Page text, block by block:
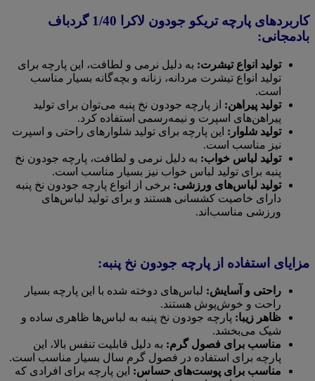
کاربردهای پارچه تریکو جودون لاکرا 1/40 گردباف
بادمجانی:
تولید انواع تیشرت: به دلیل نرمی و لطافت، این پارچه برای
تولید انواع تیشرت مردانه، زنانه و بچه‌گانه بسیار مناسب
است.
تولید پیراهن: از پارچه جودون نخ پنبه می‌توان برای تولید
پیراهن‌های اسپرت و نیمه‌رسمی استفاده کرد.
تولید شلوار: این پارچه برای تولید شلوارهای راحتی و اسپرت
نیز مناسب است.
تولید لباس خواب: به دلیل نرمی و لطافت، پارچه جودون نخ
پنبه برای تولید لباس خواب نیز بسیار مناسب است.
تولید لباس‌های ورزشی: برخی از انواع پارچه جودون نخ پنبه
دارای خاصیت کشسانی هستند و برای تولید لباس‌های
ورزشی مناسب‌اند.
مزایای استفاده از پارچه جودون نخ پنبه:
راحتی و آسایش: لباس‌های دوخته شده با این پارچه بسیار
راحت و خوش‌پوش هستند.
ظاهر زیبا: پارچه جودون نخ پنبه به لباس‌ها ظاهری ساده و
شیک می‌بخشد.
مناسب برای فصول گرم: به دلیل قابلیت تنفس بالا، این
پارچه برای استفاده در فصول گرم سال بسیار مناسب است.
مناسب برای پوست‌های حساس: این پارچه برای افرادی که